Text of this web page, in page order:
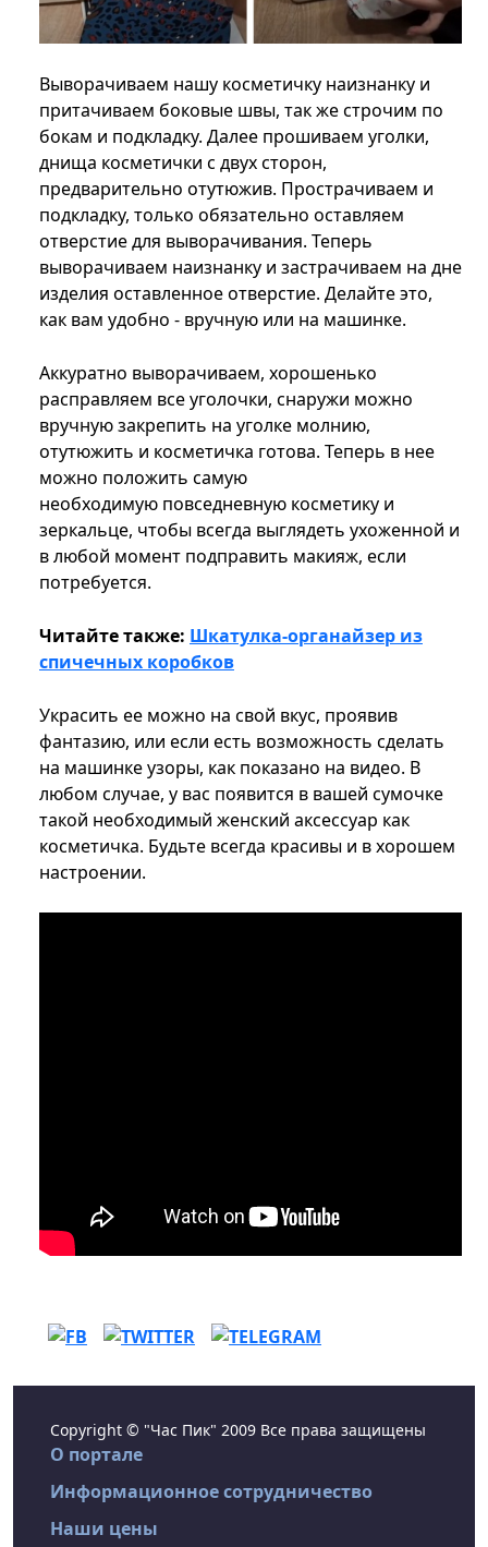
Выворачиваем нашу косметичку наизнанку и
притачиваем боковые швы, так же строчим по
бокам и подкладку. Далее прошиваем уголки,
днища косметички с двух сторон,
предварительно отутюжив. Прострачиваем и
подкладку, только обязательно оставляем
отверстие для выворачивания. Теперь
выворачиваем наизнанку и застрачиваем на дне
изделия оставленное отверстие. Делайте это,
как вам удобно - вручную или на машинке.
Аккуратно выворачиваем, хорошенько
расправляем все уголочки, снаружи можно
вручную закрепить на уголке молнию,
отутюжить и косметичка готова. Теперь в нее
можно положить самую
необходимую повседневную косметику и
зеркальце, чтобы всегда выглядеть ухоженной и
в любой момент подправить макияж, если
потребуется.
Читайте также: Шкатулка-органайзер из
спичечных коробков
Украсить ее можно на свой вкус, проявив
фантазию, или если есть возможность сделать
на машинке узоры, как показано на видео. В
любом случае, у вас появится в вашей сумочке
такой необходимый женский аксессуар как
косметичка. Будьте всегда красивы и в хорошем
настроении.
Copyright © "Час Пик" 2009 Все права защищены
О портале
Информационное сотрудничество
Наши цены